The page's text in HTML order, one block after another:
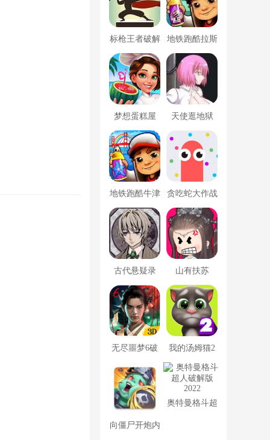
标枪王者破解
版无限金币钻
石内置菜单
地铁跑酷拉斯
维加斯新触控
内置菜单版
梦想蛋糕屋 天使逛地狱
地铁跑酷牛津
版内置菜单
贪吃蛇大作战
破解版
古代悬疑录 山有扶苏
无尽噩梦6破
解版内置菜单
MOD修改器
我的汤姆猫2
破解版
向僵尸开炮内
奥特曼格斗超